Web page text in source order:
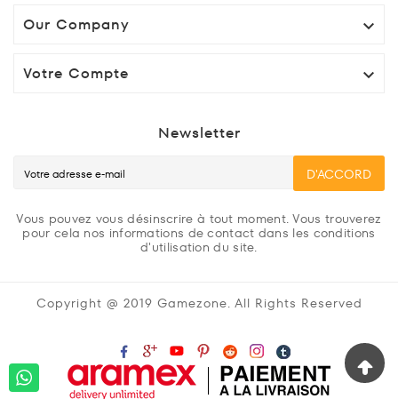
Our Company 
Votre Compte 
Newsletter
D'ACCORD
Vous pouvez vous désinscrire à tout moment. Vous trouverez
pour cela nos informations de contact dans les conditions
d'utilisation du site.
Copyright @ 2019 Gamezone. All Rights Reserved